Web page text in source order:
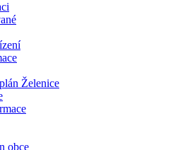
Želenice
obce